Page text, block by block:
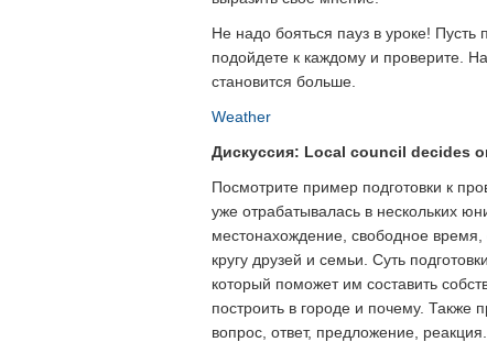
Не надо бояться пауз в уроке! Пусть
подойдете к каждому и проверите.
становится больше.
Weather
Дискуссия: Local council decides
Посмотрите пример подготовки к
уже отрабатывалась в нескольких
местонахождение, свободное время,
кругу друзей и семьи. Суть
который поможет им составить
построить в городе и почему. Также
вопрос, ответ, предложение, реакция.